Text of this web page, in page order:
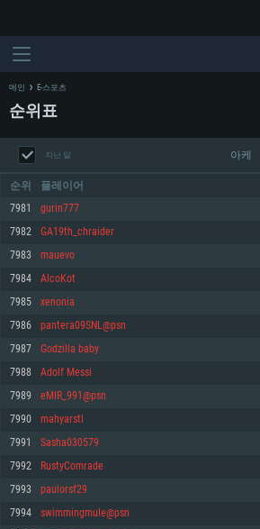
최소사양
운영체제: Windows 10 (64 bit)
프로세서: 2.2 GHz 듀얼코어 이상
메모리: 4GB
그래픽 카드: DirectX 11 이상을 지원하는 AMD
GeForce GT 660. 최소 사양 해상도: 720p
네트워크: 브로드밴드 인터넷
여유 저장 공간: 22.1 GB (최소 클라이언트)
최소사양
운영체제: Mac OS Big Sur 11.0
프로세서: 최소 2.2 GHz의 Core i5 (Intel Xeon 은
메모리: 6 GB
그래픽 카드: Metal 을 지원하는 Intel Iris Pro 5200
능을 가지는 Mac 버전의 AMD/Nvidia. 최소 해상
네트워크: 브로드밴드 인터넷
여유 저장 공간: 22.1 GB (최소 클라이언트)
최소사양
운영체제: 64bit Linux 중 최신 버전
프로세서: 2.4 GHz 듀얼코어
메모리: 4 GB
그래픽 카드: Vulkan 을 지원하고, 최신 그래픽 드
660 (6개월 미만) 혹은 그와 동급의 성능을 가지며
원하는 AMD (6개월 미만; 최소사양 지원 해상도
네트워크: 브로드밴드 인터넷
여유 저장 공간: 22.1 GB (최소 클라이언트)
메인 E-스포츠
순위표
지난 달 아케
순위 플레이어
7981 gurin777
7982 GA19th_chraider
7983 mauevo
7984 AlcoKot
7985 xenonia
7986 pantera09SNL@psn
7987 Godzilla baby
7988 Adolf Messi
7989 eMIR_991@psn
7990 mahyarstl
7991 Sasha030579
7992 RustyComrade
7993 paulorsf29
7994 swimmingmule@psn